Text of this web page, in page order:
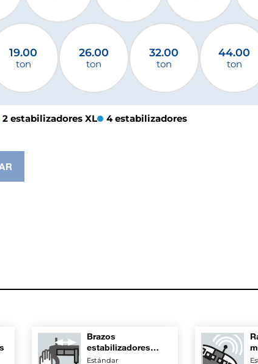
19.00
ton
26.00
ton
32.00
ton
44.00
ton
2 estabilizadores XL 4 estabilizadores
Brazos
estabilizadores
telescópicos
Estándar